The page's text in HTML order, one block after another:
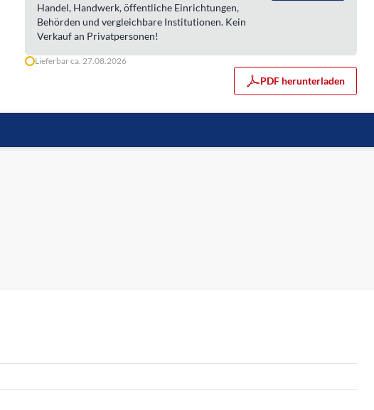
Handel, Handwerk, öffentliche Einrichtungen,
Behörden und vergleichbare Institutionen. Kein
Verkauf an Privatpersonen!
Lieferbar ca. 27.08.2026
PDF herunterladen